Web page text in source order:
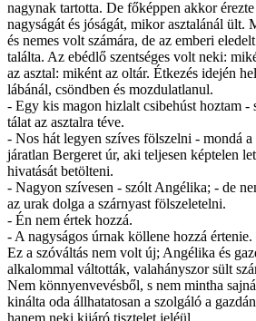
nagynak tartotta. De főképpen akkor
nagyságát és jóságát, mikor asztalánál ült.
és nemes volt számára, de az emberi
találta. Az ebédlő szentséges volt neki:
az asztal: miként az oltár. Étkezés idején
lábánál, csöndben és mozdulatlanul.
- Egy kis magon hizlalt csibehúst hoztam -
tálat az asztalra téve.
- Nos hát legyen szíves fölszelni - mondá
járatlan Bergeret úr, aki teljesen képtelen
hivatását betölteni.
- Nagyon szívesen - szólt Angélika; - de
az urak dolga a szárnyast fölszeletelni.
- Én nem értek hozzá.
- A nagyságos úrnak köllene hozzá értenie.
Ez a szóváltás nem volt új; Angélika és
alkalommal váltották, valahányszor sült
Nem könnyenvevésből, s nem mintha
kinálta oda állhatatosan a szolgáló a
hanem neki kijáró tisztelet jeléül.